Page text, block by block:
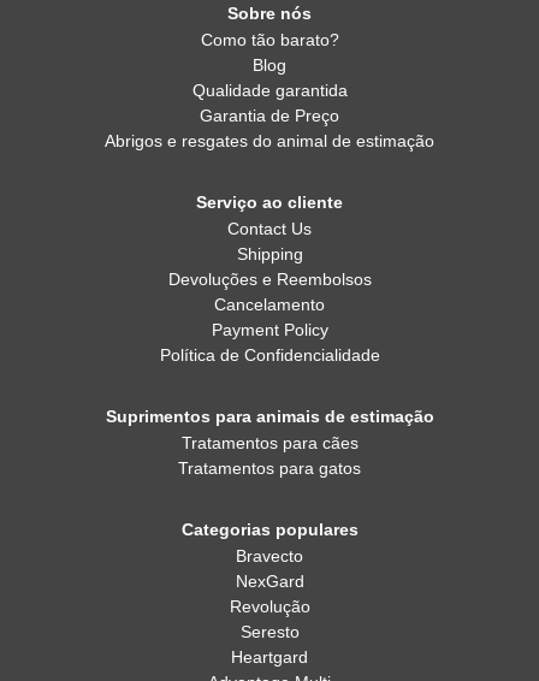
Sobre nós
Como tão barato?
Blog
Qualidade garantida
Garantia de Preço
Abrigos e resgates do animal de estimação
Serviço ao cliente
Contact Us
Shipping
Devoluções e Reembolsos
Cancelamento
Payment Policy
Política de Confidencialidade
Suprimentos para animais de estimação
Tratamentos para cães
Tratamentos para gatos
Categorias populares
Bravecto
NexGard
Revolução
Seresto
Heartgard